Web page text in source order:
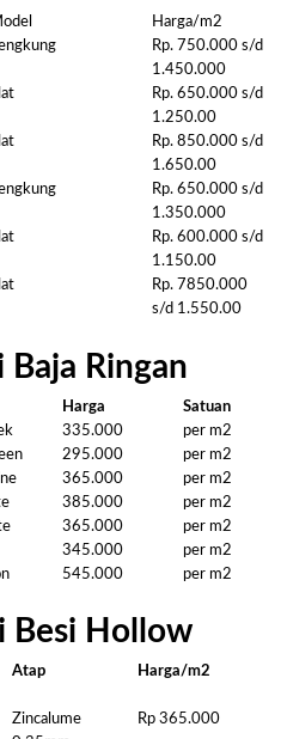
Harga/m2
Rp. 750.000 s/d
1.450.000
Rp. 650.000 s/d
1.250.00
Rp. 850.000 s/d
1.650.00
Rp. 650.000 s/d
1.350.000
Rp. 600.000 s/d
1.150.00
Rp. 7850.000
s/d 1.550.00
Baja Ringan
Harga
Satuan
335.000
per m2
295.000
per m2
365.000
per m2
385.000
per m2
365.000
per m2
345.000
per m2
545.000 per m2
Besi Hollow
Atap Harga/m2
Zincalume
Rp 365.000